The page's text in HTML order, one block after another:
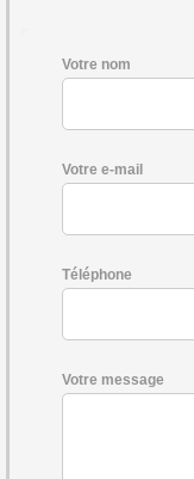
Votre nom
Votre e-mail
Téléphone
Votre message